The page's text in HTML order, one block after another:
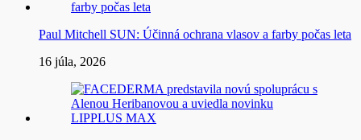
Paul Mitchell SUN: Účinná ochrana vlasov a farby počas leta
16 júla, 2026